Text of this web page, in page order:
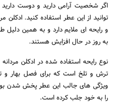
اگر شخصیت آرامی دارید و دوست
توانید از این عطر استفاده کنید.
و رایحه ای ملایم دارد و به همین دلیل
به روز در حال افزایش هستند.
ترش و تلخ است که برای فصل بهار و
ویژگی های جالب این عطر پخش شدن
را به خود جلب کرده است.